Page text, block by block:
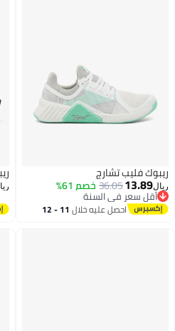
ريبوك فليب تشارج
ريال13.89
36.05خصم 61%
أقل سعر في السنة
أقل سعر في السنة
احصل عليه خلال 11 - 12